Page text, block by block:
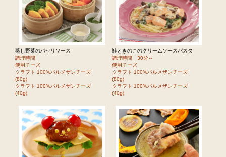
蒸し野菜のパセリソース
調理時間
使用チーズ
クラフト 100%パルメザンチーズ
(80g)
クラフト 100%パルメザンチーズ
(40g)
鮭ときのこのクリームソースパスタ
調理時間 30分～
使用チーズ
クラフト 100%パルメザンチーズ
(80g)
クラフト 100%パルメザンチーズ
(40g)